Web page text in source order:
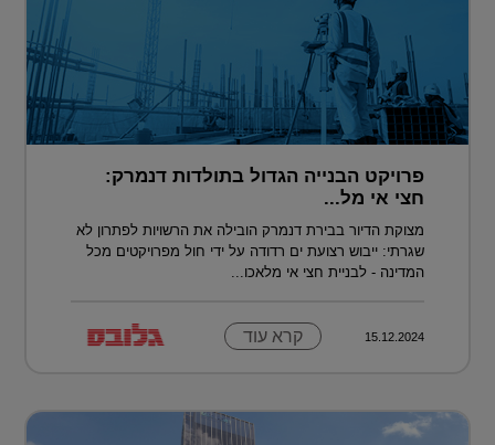
פרויקט הבנייה הגדול בתולדות דנמרק:
חצי אי מל...
מצוקת הדיור בבירת דנמרק הובילה את הרשויות לפתרון לא
שגרתי: ייבוש רצועת ים רדודה על ידי חול מפרויקטים מכל
המדינה - לבניית חצי אי מלאכו...
15.12.2024 קרא עוד